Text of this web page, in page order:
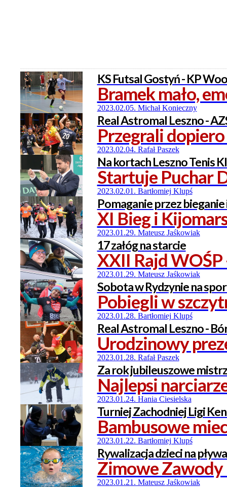
KS Futsal Gostyń - KP
Bramek mało,
2023.02.05. Michał Konieczny
Real Astromal Leszno -
Przegrali
2023.02.04. Rafał Paszek
Na kortach Leszno Tenis
Startuje Puchar
2023.02.01. Bartłomiej Klupś
Pomaganie przez
XI Bieg i
2023.01.29. Mateusz Jaśkowiak
17 załóg na starcie
XXII Rajd WOŚP
2023.01.29. Mateusz Jaśkowiak
Sobota w Rydzynie na
Pobiegli w
2023.01.28. Bartłomiej Klupś
Real Astromal Leszno -
Urodzinowy
2023.01.28. Rafał Paszek
Za rok jubileuszowe
Najlepsi
2023.01.24. Hania Ciesielska
Turniej Zachodniej Ligi
Bambusowe
2023.01.22. Bartłomiej Klupś
Rywalizacja dzieci na
Zimowe Zawody
2023.01.21. Mateusz Jaśkowiak